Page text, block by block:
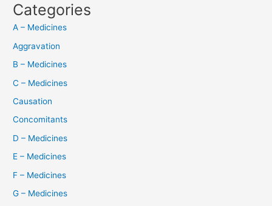
Categories
A – Medicines
Aggravation
B – Medicines
C – Medicines
Causation
Concomitants
D – Medicines
E – Medicines
F – Medicines
G – Medicines